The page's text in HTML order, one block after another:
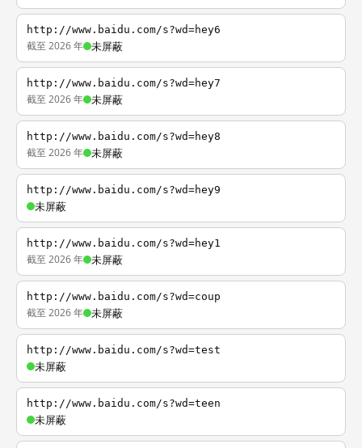
http://www.baidu.com/s?wd=hey6
截至 2026 年 未屏蔽
http://www.baidu.com/s?wd=hey7
截至 2026 年 未屏蔽
http://www.baidu.com/s?wd=hey8
截至 2026 年 未屏蔽
http://www.baidu.com/s?wd=hey9
未屏蔽
http://www.baidu.com/s?wd=hey1
截至 2026 年 未屏蔽
http://www.baidu.com/s?wd=coup
截至 2026 年 未屏蔽
http://www.baidu.com/s?wd=test
未屏蔽
http://www.baidu.com/s?wd=teen
未屏蔽